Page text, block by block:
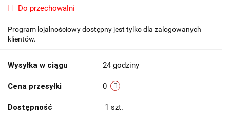
Do przechowalni
Program lojalnościowy dostępny jest tylko dla zalogowanych
klientów.
Wysyłka w ciągu 24 godziny
Cena przesyłki 0
Dostępność 1 szt.